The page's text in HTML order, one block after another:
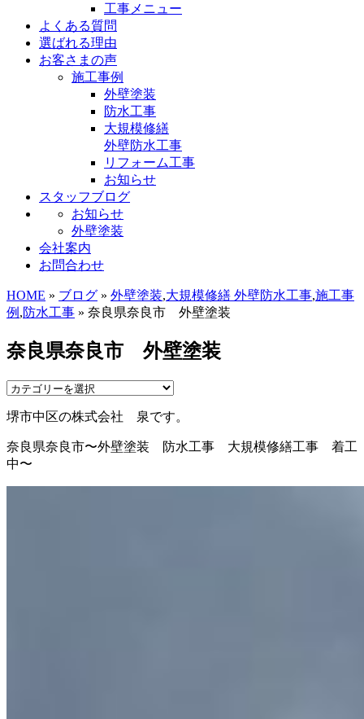
工事メニュー
よくある質問
選ばれる理由
お客さまの声
施工事例
外壁塗装
防水工事
大規模修繕
外壁防水工事
リフォーム工事
お知らせ
スタッフブログ
お知らせ
外壁塗装
会社案内
お問合わせ
HOME » ブログ » 外壁塗装,大規模修繕 外壁防水工事,施工事
例 ,防水工事 » 奈良県奈良市 外壁塗装
奈良県奈良市 外壁塗装
堺市中区の株式会社 泉です。
奈良県奈良市〜外壁塗装 防水工事 大規模修繕工事 着工
中〜